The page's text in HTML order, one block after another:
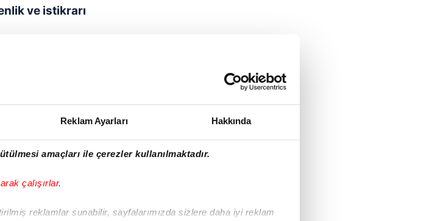
Reklam Ayarları Hakkında
amaçları ile çerezler kullanılmaktadır.
çalışırlar.
reklamlar sunabilir, sayfalarımızda sizlere daha iyi reklam
ve istikrarı
var!"
dil kullandı.
düzeltelim,
daha fazla